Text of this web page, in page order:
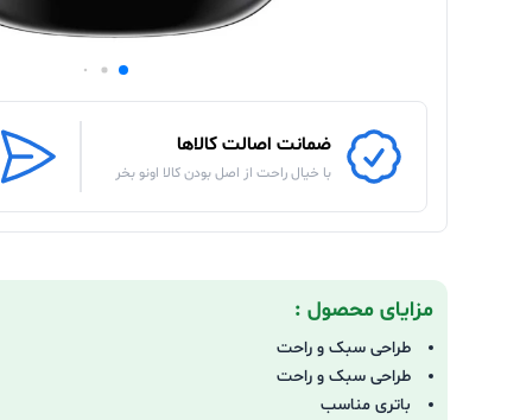
ضمانت اصالت کالاها
با خیال راحت از اصل بودن کالا اونو بخر
مزایای محصول :
طراحی سبک و راحت
طراحی سبک و راحت
باتری مناسب